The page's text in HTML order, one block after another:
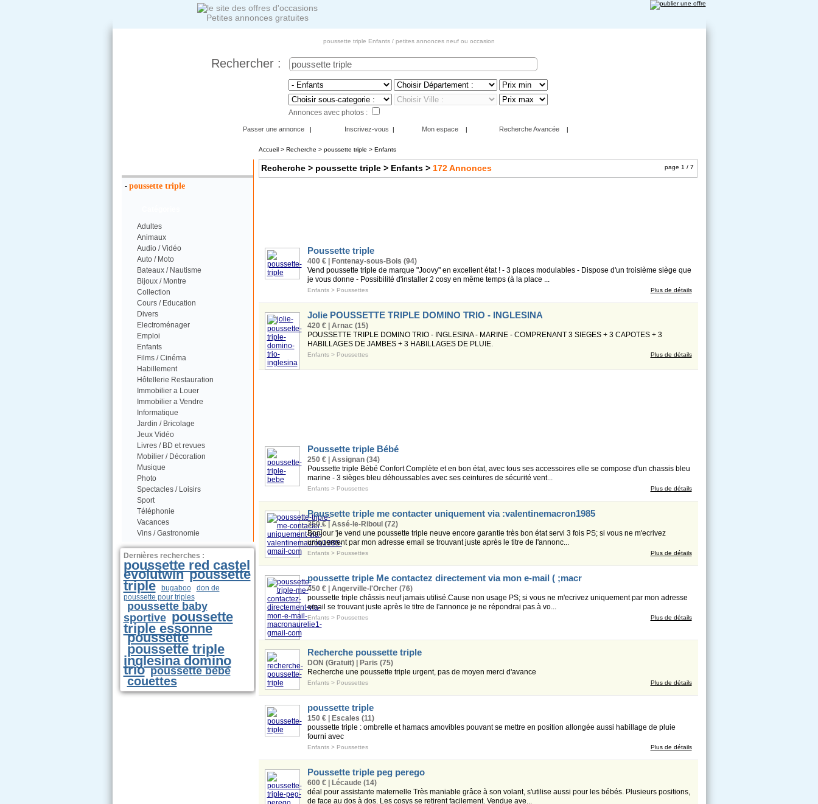
Petites annonces gratuites
poussette triple Enfants / petites annonces neuf ou occasion
Rechercher :
Annonces avec photos :
Passer une annonce | Inscrivez-vous | Mon espace | Recherche Avancée |
- poussette triple
Adultes
Animaux
Audio / Vidéo
Auto / Moto
Bateaux / Nautisme
Bijoux / Montre
Collection
Cours / Education
Divers
Electroménager
Emploi
Enfants
Films / Cinéma
Habillement
Hôtellerie Restauration
Immobilier a Louer
Immobilier a Vendre
Informatique
Jardin / Bricolage
Jeux Vidéo
Livres / BD et revues
Mobilier / Décoration
Musique
Photo
Spectacles / Loisirs
Sport
Téléphonie
Vacances
Vins / Gastronomie
Dernières recherches :
poussette red castel
evolutwin poussette
triple bugaboo
don de
poussette pour triples
poussette baby
sportive poussette
triple essonne
poussette
poussette triple
inglesina domino
trio poussette bébé
couettes
Accueil> Recherche > poussette triple > Enfants
Recherche> poussette triple > Enfants> 172Annonces page 1 / 7
Poussette triple
400 € | Fontenay-sous-Bois (94)
Vend poussette triple de marque "Joovy" en excellent état ! - 3 places modulables - Dispose d'un troisième siège que
je vous donne - Possibilité d'installer 2 cosy en même temps (à la place ...
Enfants> Poussettes Plus de détails
Jolie POUSSETTE TRIPLE DOMINO TRIO - INGLESINA
420 € | Arnac (15)
POUSSETTE TRIPLE DOMINO TRIO - INGLESINA - MARINE - COMPRENANT 3 SIEGES + 3 CAPOTES + 3
HABILLAGES DE JAMBES + 3 HABILLAGES DE PLUIE.
Enfants> Poussettes Plus de détails
Poussette triple Bébé
250 € | Assignan (34)
Poussette triple Bébé Confort Complète et en bon état, avec tous ses accessoires elle se compose d'un chassis bleu
marine - 3 sièges bleu déhoussables avec ses ceintures de sécurité vent...
Enfants> Poussettes Plus de détails
Poussette triple me contacter uniquement via :valentinemacron1985
350 € | Assé-le-Riboul (72)
Bonjour 'je vend une poussette triple neuve encore garantie très bon état servi 3 fois PS; si vous ne m'ecrivez
uniquement par mon adresse email se trouvant juste après le titre de l'annonc...
Enfants> Poussettes Plus de détails
poussette triple Me contactez directement via mon e-mail ( ;macr
450 € | Angerville-l'Orcher (76)
poussette triple châssis neuf jamais utilisé.Cause non usage PS; si vous ne m'ecrivez uniquement par mon adresse
email se trouvant juste après le titre de l'annonce je ne répondrai pas.à vo...
Enfants> Poussettes Plus de détails
Recherche poussette triple
DON (Gratuit) | Paris (75)
Recherche une poussette triple urgent, pas de moyen merci d'avance
Enfants> Poussettes Plus de détails
poussette triple
150 € | Escales (11)
poussette triple : ombrelle et hamacs amovibles pouvant se mettre en position allongée aussi habillage de pluie
fourni avec
Enfants> Poussettes Plus de détails
Poussette triple peg perego
600 € | Lécaude (14)
déal pour assistante maternelle Très maniable grâce à son volant, s'utilise aussi pour les bébés. Plusieurs positions,
de face au dos à dos. Les cosys se retirent facilement. Vendue ave...